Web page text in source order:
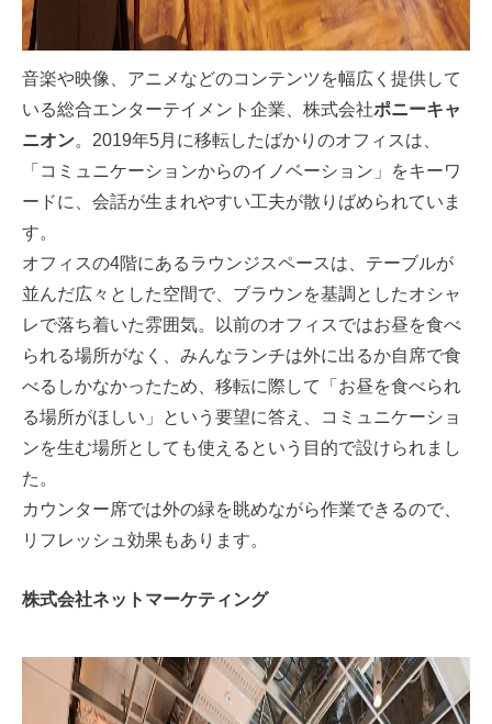
音楽や映像、アニメなどのコンテンツを幅広く提供して
いる総合エンターテイメント企業、株式会社ポニーキャ
ニオン。2019年5月に移転したばかりのオフィスは、
「コミュニケーションからのイノベーション」をキーワ
ードに、会話が生まれやすい工夫が散りばめられていま
す。
オフィスの4階にあるラウンジスペースは、テーブルが
並んだ広々とした空間で、ブラウンを基調としたオシャ
レで落ち着いた雰囲気。以前のオフィスではお昼を食べ
られる場所がなく、みんなランチは外に出るか自席で食
べるしかなかったため、移転に際して「お昼を食べられ
る場所がほしい」という要望に答え、コミュニケーショ
ンを生む場所としても使えるという目的で設けられまし
た。
カウンター席では外の緑を眺めながら作業できるので、
リフレッシュ効果もあります。
株式会社ネットマーケティング